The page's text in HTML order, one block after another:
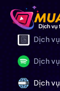
Dịch
Dịch
Dịch
Dịch